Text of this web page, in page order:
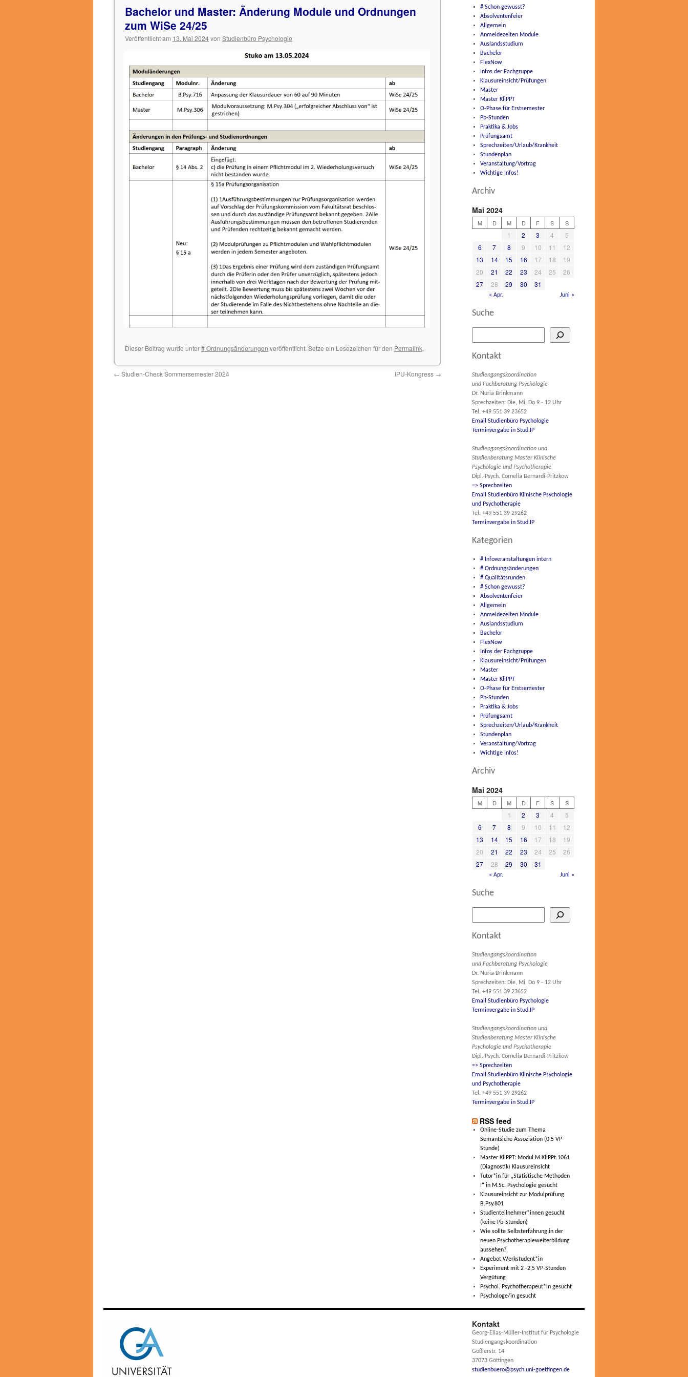
Bachelor und Master: Änderung Module und Ordnungen
zum WiSe 24/25
Veröffentlicht am 13. Mai 2024von Studienbüro Psychologie
Dieser Beitrag wurde unter# Ordnungsänderungen veröffentlicht. Setze ein Lesezeichen für den Permalink.
← Studien-Check Sommersemester 2024 IPU-Kongress →
# Schon gewusst?
Absolventenfeier
Allgemein
Anmeldezeiten Module
Auslandsstudium
Bachelor
FlexNow
Infos der Fachgruppe
Klausureinsicht/Prüfungen
Master
Master KliPPT
O-Phase für Erstsemester
Pb-Stunden
Praktika & Jobs
Prüfungsamt
Sprechzeiten/Urlaub/Krankheit
Stundenplan
Veranstaltung/Vortrag
Wichtige Infos!
Archiv
Mai 2024
M D M D F S S
1 2 3 4
5
6
7 8 9 10 11
12
13
14 15 16 17 18
19
20
21 22 23 24 25
26
27
28 29 30 31
« Apr. Juni »
Suche
Kontakt
Studiengangskoordination
und Fachberatung Psychologie
Dr. Nuria Brinkmann
Sprechzeiten: Die, Mi, Do 9 - 12 Uhr
Tel. +49 551 39 23652
Email Studienbüro Psychologie
Terminvergabe in Stud.IP
Studiengangskoordination und
Studienberatung Master Klinische
Psychologie und Psychotherapie
Dipl.-Psych. Cornelia Bernardi-Pritzkow
=> Sprechzeiten
Email Studienbüro Klinische Psychologie
und Psychotherapie
Tel. +49 551 39 29262
Terminvergabe in Stud.IP
Kategorien
# Infoveranstaltungen intern
# Ordnungsänderungen
# Qualitätsrunden
# Schon gewusst?
Absolventenfeier
Allgemein
Anmeldezeiten Module
Auslandsstudium
Bachelor
FlexNow
Infos der Fachgruppe
Klausureinsicht/Prüfungen
Master
Master KliPPT
O-Phase für Erstsemester
Pb-Stunden
Praktika & Jobs
Prüfungsamt
Sprechzeiten/Urlaub/Krankheit
Stundenplan
Veranstaltung/Vortrag
Wichtige Infos!
Archiv
Mai 2024
M D M D F S S
1 2 3 4
5
6
7 8 9 10 11
12
13
14 15 16 17 18
19
20
21 22 23 24 25
26
27
28 29 30 31
« Apr. Juni »
Suche
Kontakt
Studiengangskoordination
und Fachberatung Psychologie
Dr. Nuria Brinkmann
Sprechzeiten: Die, Mi, Do 9 - 12 Uhr
Tel. +49 551 39 23652
Email Studienbüro Psychologie
Terminvergabe in Stud.IP
Studiengangskoordination und
Studienberatung Master Klinische
Psychologie und Psychotherapie
Dipl.-Psych. Cornelia Bernardi-Pritzkow
=> Sprechzeiten
Email Studienbüro Klinische Psychologie
und Psychotherapie
Tel. +49 551 39 29262
Terminvergabe in Stud.IP
RSS feed
Online-Studie zum Thema
Semantsiche Assoziation (0,5 VP-
Stunde)
Master KliPPT: Modul M.KliPPt.1061
(Diagnostik) Klausureinsicht
Tutor*in für „Statistische Methoden
I“ in M.Sc. Psychologie gesucht
Klausureinsicht zur Modulprüfung
B.Psy.801
Studienteilnehmer*innen gesucht
(keine Pb-Stunden)
Wie sollte Selbsterfahrung in der
neuen Psychotherapieweiterbildung
aussehen?
Angebot Werkstudent*in
Experiment mit 2 -2,5 VP-Stunden
Vergütung
Psychol. Psychotherapeut*in gesucht
Psychologe/in gesucht
Kontakt
Georg-Elias-Müller-Institut für Psychologie
Studiengangskoordination
Goßlerstr. 14
37073 Göttingen
studienbuero@psych.uni-goettingen.de